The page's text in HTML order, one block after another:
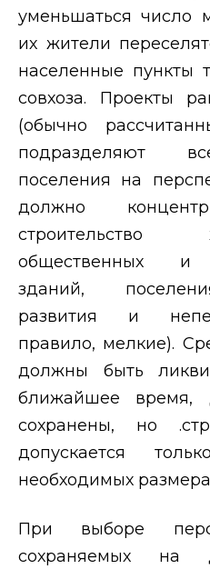
уменьшаться число
их жители
населенные пункты
совхоза. Проекты
(обычно
подразделяют
поселения на
должно
общественных и
зданий,
развития и
правило, мелкие).
должны быть
ближайшее время,
сохранены, но
допускается
необходимых
При выборе
сохраняемых